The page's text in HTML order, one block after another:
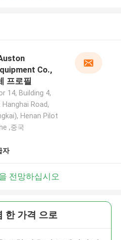
Co.,
프로필
14, Building 4,
Hanghai Road,
Henan Pilot
,중국
자
전망하십시오
한 가격 으로